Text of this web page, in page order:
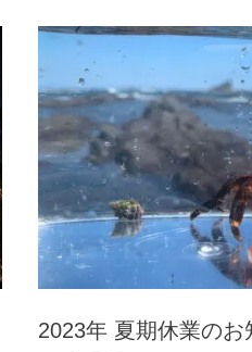
2023年 夏期休業のお